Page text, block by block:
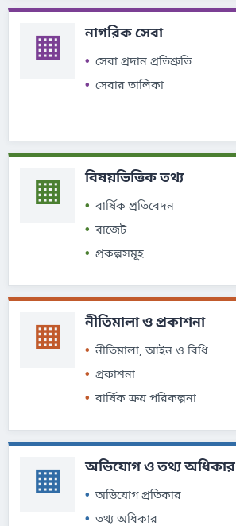
▦ নাগরিক সেবা
সেবা প্রদান প্রতিশ্রুতি
সেবার তালিকা
▦ বিষয়ভিত্তিক তথ্য
বার্ষিক প্রতিবেদন
বাজেট
প্রকল্পসমূহ
▦ নীতিমালা ও প্রকাশনা
নীতিমালা, আইন ও বিধি
প্রকাশনা
বার্ষিক ক্রয় পরিকল্পনা
▦ অভিযোগ ও তথ্য অধিকার
অভিযোগ প্রতিকার
তথ্য অধিকার